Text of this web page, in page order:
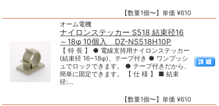
【数量1個〜】単価 ¥610
オーム電機
ナイロンステッカー S518 結束径16
～18φ 10個入 DZ-NS518H10P
【 特 長 】 ● 電線支持用ナイロンステッカー
(結束径 16~18φ)、テープ付き ● ワンプッシ
ュでロックできます。 ● テープ付きだから、
簡単に固定できます。 【 仕 様 】 ■ 結束
径:...
【数量1個〜】単価 ¥610